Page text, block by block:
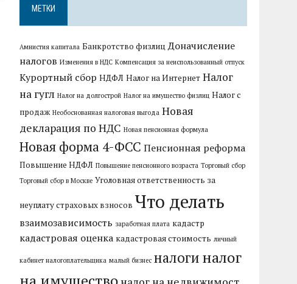
МЕТКИ
Амнистия капитала Банкротство физлиц Доначисление
налогов Изменения в НДС Компенсация за неиспользованный отпуск
Курортный сбор НДФЛ Налог на Интернет Налог
на гугл Налог на долгострой Налог на имущество физлиц Налог с
продаж Необоснованная налоговая выгода Новая
декларация по НДС Новая пенсионная формула
Новая форма 4-ФСС Пенсионная реформа
Повышение НДФЛ Повышение пенсионного возраста Торговый сбор
Торговый сбор в Москве Уголовная ответственность за
неуплату страховых взносов Что делать
взаимозависимость заработная плата кадастр
кадастровая оценка кадастровая стоимость личный
кабинет налогоплательщика малый бизнес налоги налог